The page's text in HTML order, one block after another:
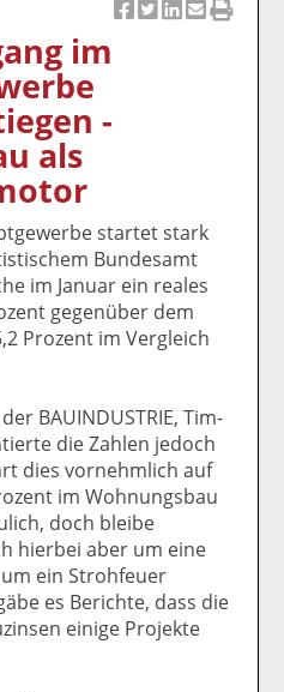
ac
e
b
o
o
k
il
e
n
er
n
n
k
e
di
n
te
e
n
m
ai
l
v
er
se
d
e
n
im
-
als
startet stark
Bundesamt
im Januar ein reales
gegenüber dem
Prozent im Vergleich
BAUINDUSTRIE, Tim-
die Zahlen jedoch
dies vornehmlich auf
im Wohnungsbau
doch bleibe
hierbei aber um eine
ein Strohfeuer
es Berichte, dass die
einige Projekte